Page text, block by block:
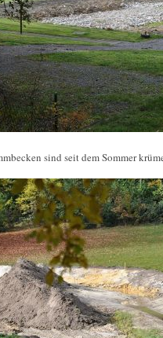
sind seit dem Sommer